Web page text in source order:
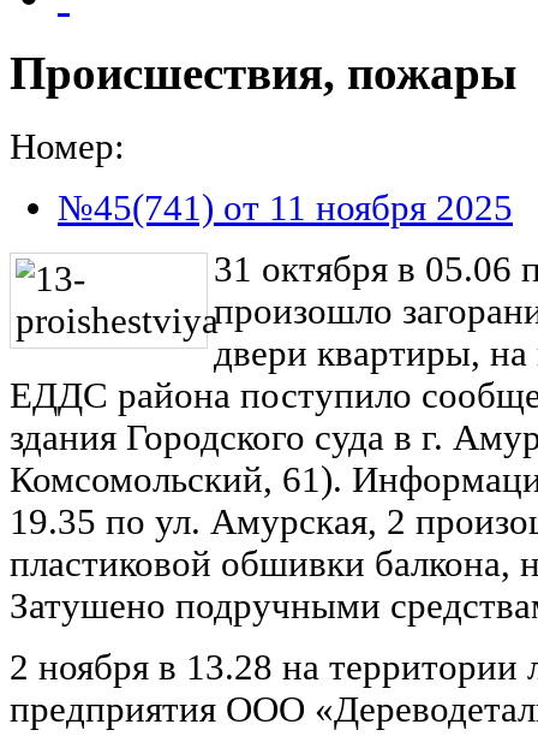
Происшествия, пожары
Номер:
№45(741) от 11 ноября 2025
31 октября в 05.06
произошло
двери квартиры,
ЕДДС района поступило
здания Городского суда в г.
Комсомольский, 61).
19.35 по ул. Амурская, 2
пластиковой обшивки балкона,
Затушено подручными
2 ноября в 13.28 на
предприятия ООО